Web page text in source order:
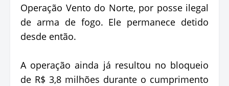
Operação Vento do Norte, por posse ilegal
de arma de fogo. Ele permanece detido
desde então.
A operação ainda já resultou no bloqueio
de R$ 3,8 milhões durante o cumprimento